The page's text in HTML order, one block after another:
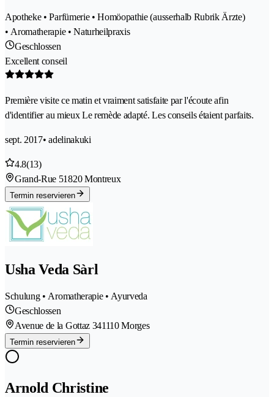
Apotheke • Parfümerie • Homöopathie (ausserhalb Rubrik Ärzte)
• Aromatherapie • Naturheilpraxis
Geschlossen
Excellent conseil
Première visite ce matin et vraiment satisfaite par l'écoute afin
d'identifier au mieux Le remède adapté. Les conseils étaient parfaits.
sept. 2017• adelinakuki
4.8(13)
Grand-Rue 51820 Montreux
Termin reservieren
Usha Veda Sàrl
Schulung • Aromatherapie • Ayurveda
Geschlossen
Avenue de la Gottaz 341110 Morges
Termin reservieren
Arnold Christine